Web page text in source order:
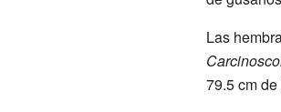
Las
79.5 cm